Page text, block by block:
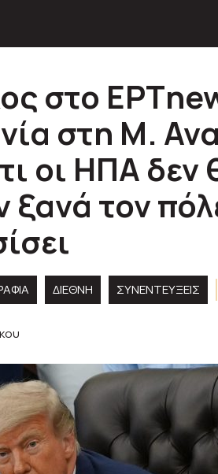
στο
στη Μ.
οι ΗΠΑ δεν
ξανά τον
ΔΙΕΘΝΉ ΣΥΝΕΝΤΕΥΞΕΙΣ